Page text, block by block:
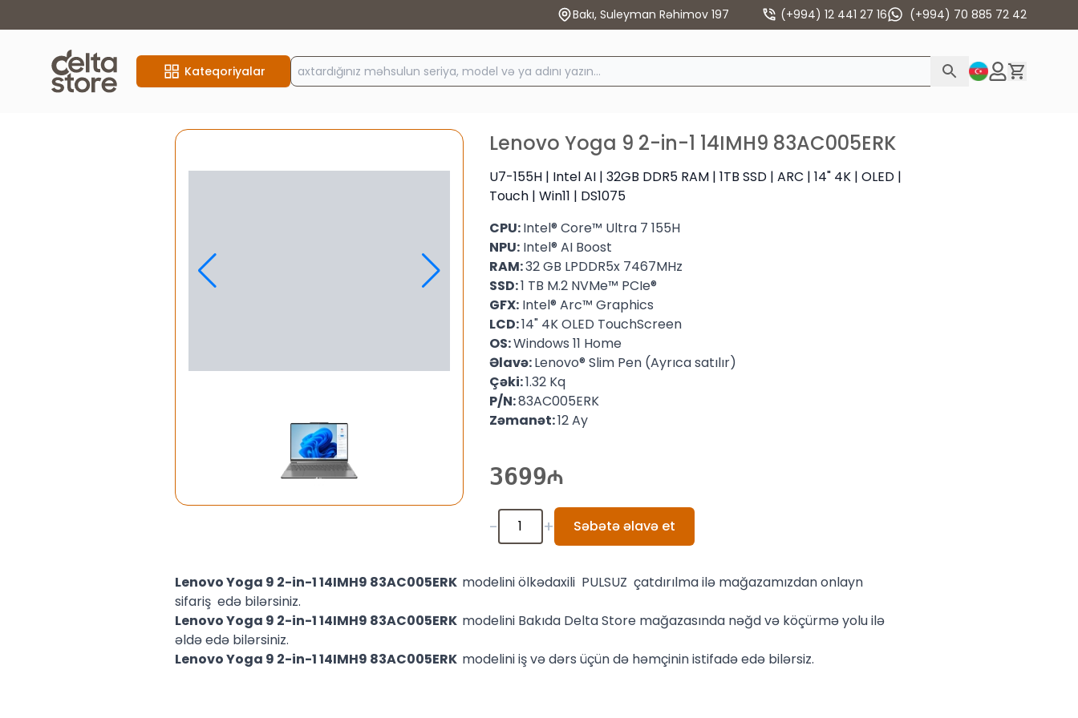
Bakı, Suleyman Rəhimov 197 (+994) 12 441 27 16 (+994) 70 885 72 42
Kateqoriyalar
Lenovo Yoga 9 2-in-1 14IMH9 83AC005ERK
U7-155H | Intel AI | 32GB DDR5 RAM | 1TB SSD | ARC | 14" 4K | OLED |
Touch | Win11 | DS1075
CPU:Intel® Core™ Ultra 7 155H
NPU:Intel® AI Boost
RAM:32 GB LPDDR5x 7467MHz
SSD:1 TB M.2 NVMe™ PCIe®
GFX:Intel® Arc™ Graphics
LCD:14" 4K OLED TouchScreen
OS:Windows 11 Home
Əlavə:Lenovo® Slim Pen (Ayrıca satılır)
Çəki:1.32 Kq
P/N:83AC005ERK
Zəmanət:12 Ay
3699
- + Səbətə əlavə et
Lenovo Yoga 9 2-in-1 14IMH9 83AC005ERK modelini ölkədaxili PULSUZ çatdırılma ilə mağazamızdan onlayn
sifariş edə bilərsiniz.
Lenovo Yoga 9 2-in-1 14IMH9 83AC005ERK modelini Bakıda Delta Store mağazasında nəğd və köçürmə yolu ilə
əldə edə bilərsiniz.
Lenovo Yoga 9 2-in-1 14IMH9 83AC005ERK modelini iş və dərs üçün də həmçinin istifadə edə bilərsiz.